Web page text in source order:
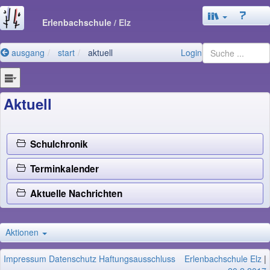
Erlenbachschule / Elz
ausgang start aktuell Login
Aktuell
Schulchronik
Terminkalender
Aktuelle Nachrichten
Aktionen
Impressum Datenschutz Haftungsausschluss Erlenbachschule Elz |